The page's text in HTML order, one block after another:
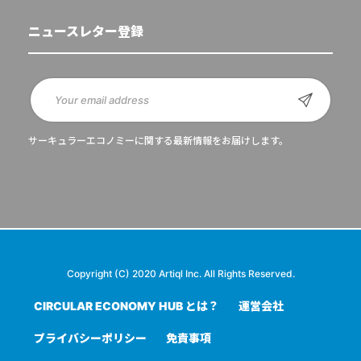
ニュースレター登録
サーキュラーエコノミーに関する最新情報をお届けします。
Copyright (C) 2020 Artiql Inc. All Rights Reserved.
CIRCULAR ECONOMY HUB とは？ 運営会社
プライバシーポリシー 免責事項